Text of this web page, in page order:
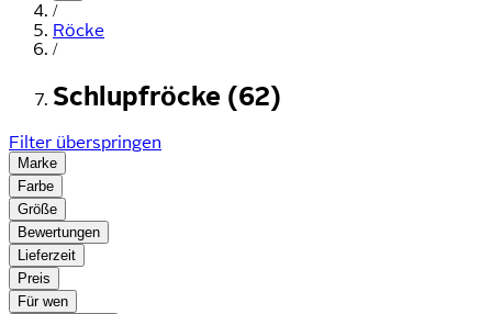
/
Röcke
/
Schlupfröcke (62)
Filter überspringen
Marke
Farbe
Größe
Bewertungen
Lieferzeit
Preis
Für wen